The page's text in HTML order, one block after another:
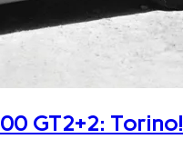
GT2+2: Torino!